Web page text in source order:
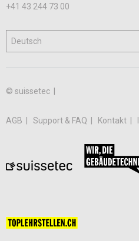
+41 43 244 73 00
© suissetec |
AGB Support & FAQ Kontakt